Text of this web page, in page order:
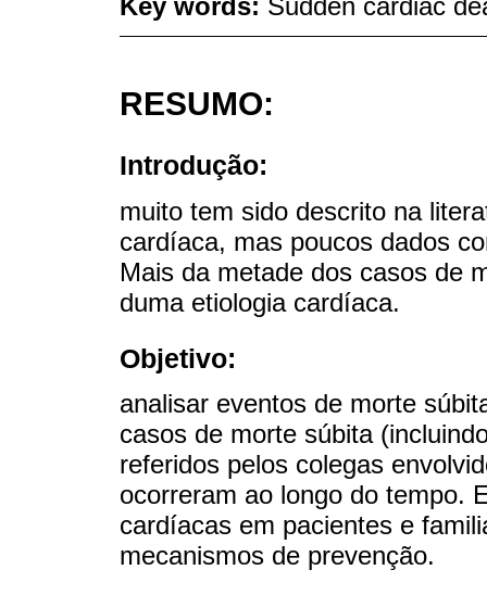
RESUMO:
Introdução:
muito tem sido descrito na
cardíaca, mas poucos dados
Mais da metade dos casos de
duma etiologia cardíaca.
Objetivo:
analisar eventos de morte
casos de morte súbita
referidos pelos colegas
ocorreram ao longo do tempo.
cardíacas em pacientes e
mecanismos de prevenção.